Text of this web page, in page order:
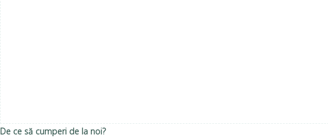
De ce să cumperi de la noi?